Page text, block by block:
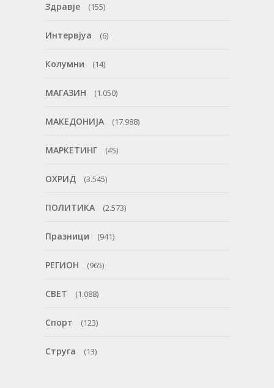
Здравје (155)
Интервјуа (6)
Колумни (14)
МАГАЗИН (1.050)
МАКЕДОНИЈА (17.988)
МАРКЕТИНГ (45)
ОХРИД (3.545)
ПОЛИТИКА (2.573)
Празници (941)
РЕГИОН (965)
СВЕТ (1.088)
Спорт (123)
Струга (13)